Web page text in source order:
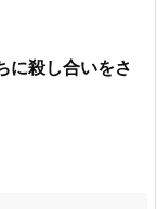
に殺し合いをさ